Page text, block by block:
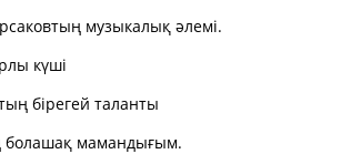
музыкалық әлемі.
күші
бірегей таланты
болашақ мамандығым.